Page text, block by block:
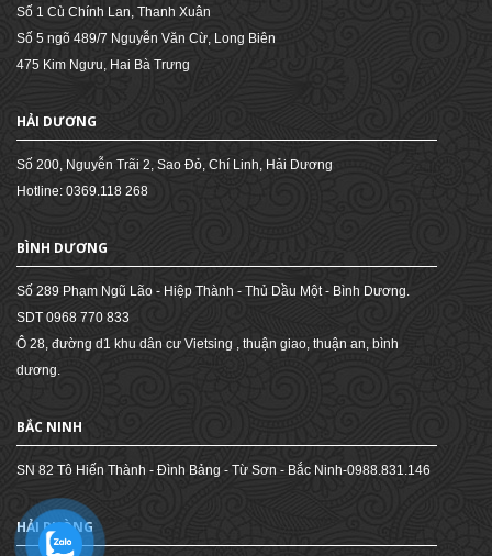
Số 1 Cù Chính Lan, Thanh Xuân
Số 5 ngõ 489/7 Nguyễn Văn Cừ, Long Biên
475 Kim Ngưu, Hai Bà Trưng
HẢI DƯƠNG
Số 200, Nguyễn Trãi 2, Sao Đỏ, Chí Linh, Hải Dương
Hotline: 0369.118 268
BÌNH DƯƠNG
Số 289 Phạm Ngũ Lão - Hiệp Thành - Thủ Dầu Một - Bình Dương.
SDT 0968 770 833
Ô 28, đường d1 khu dân cư Vietsing , thuận giao, thuận an, bình
dương.
BẮC NINH
SN 82 Tô Hiến Thành - Đình Bảng - Từ Sơn - Bắc Ninh-0988.831.146
HẢI PHÒNG